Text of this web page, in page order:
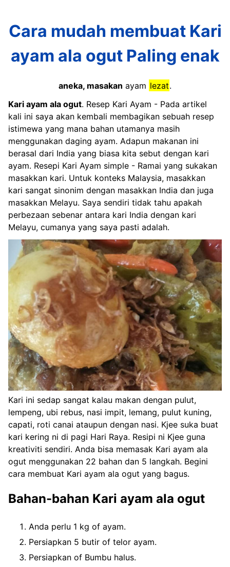
Cara mudah membuat Kari
ayam ala ogut Paling enak
aneka, masakan ayam lezat.
Kari ayam ala ogut. Resep Kari Ayam - Pada artikel
kali ini saya akan kembali membagikan sebuah resep
istimewa yang mana bahan utamanya masih
menggunakan daging ayam. Adapun makanan ini
berasal dari India yang biasa kita sebut dengan kari
ayam. Resepi Kari Ayam simple - Ramai yang sukakan
masakkan kari. Untuk konteks Malaysia, masakkan
kari sangat sinonim dengan masakkan India dan juga
masakkan Melayu. Saya sendiri tidak tahu apakah
perbezaan sebenar antara kari India dengan kari
Melayu, cumanya yang saya pasti adalah.
Kari ini sedap sangat kalau makan dengan pulut,
lempeng, ubi rebus, nasi impit, lemang, pulut kuning,
capati, roti canai ataupun dengan nasi. Kjee suka buat
kari kering ni di pagi Hari Raya. Resipi ni Kjee guna
kreativiti sendiri. Anda bisa memasak Kari ayam ala
ogut menggunakan 22 bahan dan 5 langkah. Begini
cara membuat Kari ayam ala ogut yang bagus.
Bahan-bahan Kari ayam ala ogut
Anda perlu 1 kg of ayam.
Persiapkan 5 butir of telor ayam.
Persiapkan of Bumbu halus.